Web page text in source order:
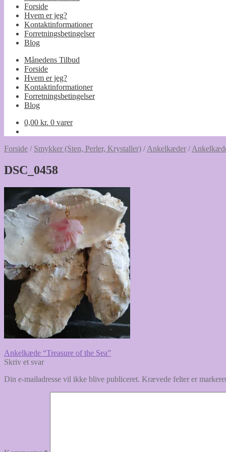
Forside
Hvem er jeg?
Kontaktinformationer
Forretningsbetingelser
Blog
Månedens Tilbud
Forside
Hvem er jeg?
Kontaktinformationer
Forretningsbetingelser
Blog
0,00 kr. 0 varer
Forside / Smykker (Sten, Perler, Krystaller) /Ankelkæder /
DSC_0458
Indlægsnavigation
Forrige
indlæg:
Ankelkæde “Treasure of the Sea”
Skriv et svar
Din e-mailadresse vil ikke blive publiceret. Krævede felter er